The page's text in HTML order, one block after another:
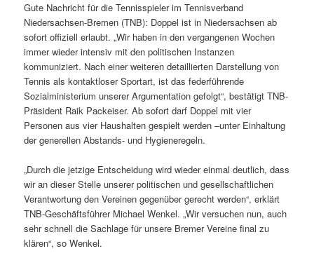
Gute Nachricht für die Tennisspieler im Tennisverband
Niedersachsen-Bremen (TNB): Doppel ist in Niedersachsen ab
sofort offiziell erlaubt. „Wir haben in den vergangenen Wochen
immer wieder intensiv mit den politischen Instanzen
kommuniziert. Nach einer weiteren detaillierten Darstellung von
Tennis als kontaktloser Sportart, ist das federführende
Sozialministerium unserer Argumentation gefolgt“, bestätigt TNB-
Präsident Raik Packeiser. Ab sofort darf Doppel mit vier
Personen aus vier Haushalten gespielt werden –unter Einhaltung
der generellen Abstands- und Hygieneregeln.
„Durch die jetzige Entscheidung wird wieder einmal deutlich, dass
wir an dieser Stelle unserer politischen und gesellschaftlichen
Verantwortung den Vereinen gegenüber gerecht werden“, erklärt
TNB-Geschäftsführer Michael Wenkel. „Wir versuchen nun, auch
sehr schnell die Sachlage für unsere Bremer Vereine final zu
klären“, so Wenkel.